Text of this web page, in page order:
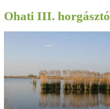
Ohati III. horgásztó